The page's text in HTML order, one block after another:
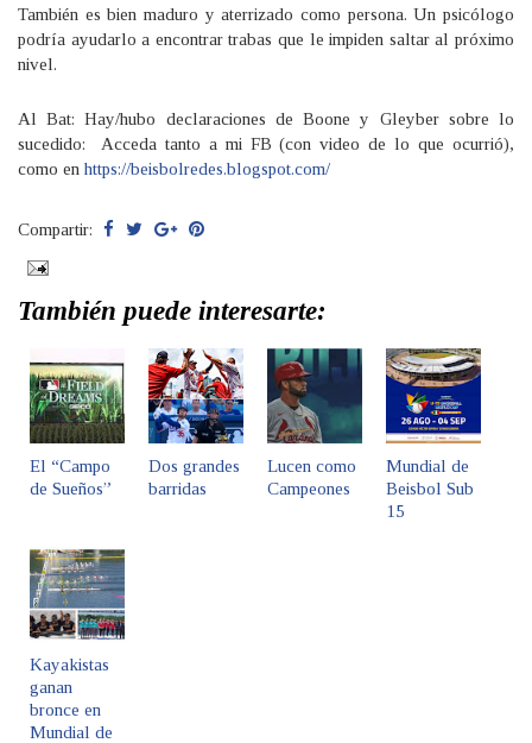
También es bien maduro y aterrizado como persona. Un psicólogo
podría ayudarlo a encontrar trabas que le impiden saltar al próximo
nivel.
Al Bat: Hay/hubo declaraciones de Boone y Gleyber sobre lo
sucedido: Acceda tanto a mi FB (con video de lo que ocurrió),
como en https://beisbolredes.blogspot.com/
Compartir:
También puede interesarte:
El “Campo
de Sueños”
Dos grandes
barridas
Lucen como
Campeones
Mundial de
Beisbol Sub
15
Kayakistas
ganan
bronce en
Mundial de